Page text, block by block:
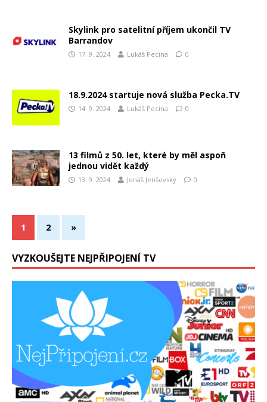
Skylink pro satelitní příjem ukončil TV
Barrandov
17. 9. 2024 Lukáš Pecina 0
18.9.2024 startuje nová služba Pecka.TV
14. 9. 2024 Lukáš Pecina 0
13 filmů z 50. let, které by měl aspoň
jednou vidět každý
13. 9. 2024 Jonáš Jenšovský 0
1 2 »
VYZKOUŠEJTE NEJPŘIPOJENÍ TV